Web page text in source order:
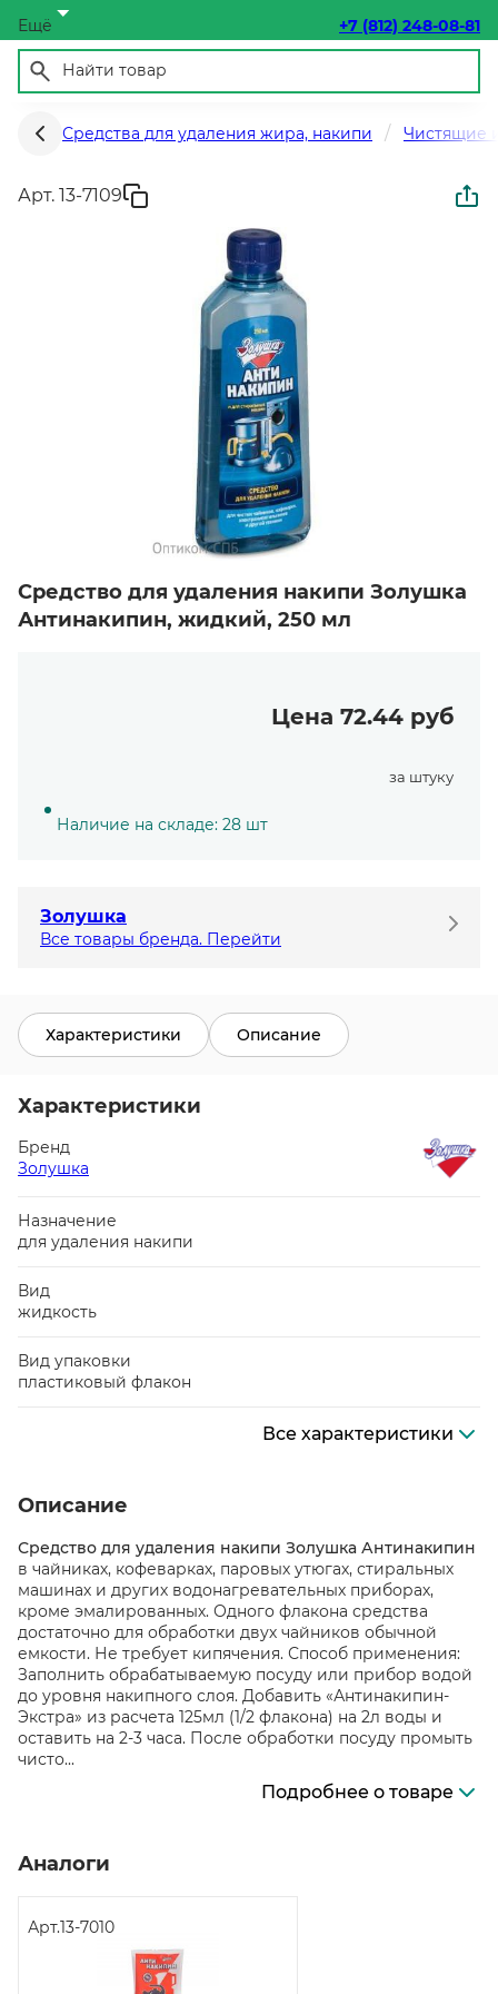
Ещё +7 (812) 248-08-81
Средства для удаления жира, накипи Чистящие
Арт. 13-7109
Средство для удаления накипи Золушка
Антинакипин, жидкий, 250 мл
Цена 72.44 руб
за штуку
Наличие на складе: 28 шт
Золушка
Все товары бренда. Перейти
Характеристики Описание
Характеристики
Бренд
Золушка
Назначение
для удаления накипи
Вид
жидкость
Вид упаковки
пластиковый флакон
Все характеристики
Описание
Средство для удаления накипи Золушка Антинакипин
в чайниках, кофеварках, паровых утюгах, стиральных
машинах и других водонагревательных приборах,
кроме эмалированных. Одного флакона средства
достаточно для обработки двух чайников обычной
емкости. Не требует кипячения. Способ применения:
Заполнить обрабатываемую посуду или прибор водой
до уровня накипного слоя. Добавить «Антинакипин-
Экстра» из расчета 125мл (1/2 флакона) на 2л воды и
оставить на 2-3 часа. После обработки посуду промыть
чисто...
Подробнее о товаре
Аналоги
Арт.13-7010